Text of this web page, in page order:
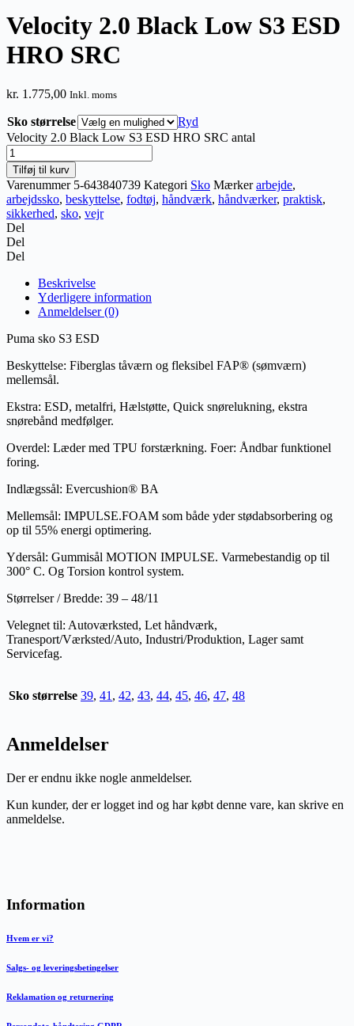
Velocity 2.0 Black Low S3 ESD
HRO SRC
kr. 1.775,00 Inkl. moms
Sko størrelse
Ryd
Velocity 2.0 Black Low S3 ESD HRO SRC antal
Tilføj til kurv
Varenummer 5-643840739 Kategori Sko Mærker arbejde,
arbejdssko, beskyttelse, fodtøj, håndværk, håndværker, praktisk,
sikkerhed, sko, vejr
Del
Del
Del
Beskrivelse
Yderligere information
Anmeldelser (0)
Puma sko S3 ESD
Beskyttelse: Fiberglas tåværn og fleksibel FAP® (sømværn)
mellemsål.
Ekstra: ESD, metalfri, Hælstøtte, Quick snørelukning, ekstra
snørebånd medfølger.
Overdel: Læder med TPU forstærkning. Foer: Åndbar funktionel
foring.
Indlægssål: Evercushion® BA
Mellemsål: IMPULSE.FOAM som både yder stødabsorbering og
op til 55% energi optimering.
Ydersål: Gummisål MOTION IMPULSE. Varmebestandig op til
300° C. Og Torsion kontrol system.
Størrelser / Bredde: 39 – 48/11
Velegnet til: Autoværksted, Let håndværk,
Tranesport/Værksted/Auto, Industri/Produktion, Lager samt
Servicefag.
Sko størrelse 39, 41 , 42, 43, 44, 45, 46, 47, 48
Anmeldelser
Der er endnu ikke nogle anmeldelser.
Kun kunder, der er logget ind og har købt denne vare, kan skrive en
anmeldelse.
Information
Hvem er vi?
Salgs- og leveringsbetingelser
Reklamation og returnering